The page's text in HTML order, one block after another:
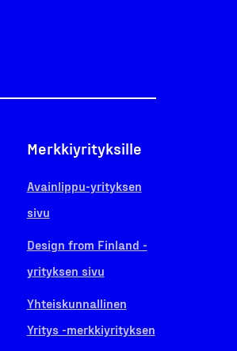
Merkkiyrityksille
Avainlippu-yrityksen
sivu
Design from Finland -
yrityksen sivu
Yhteiskunnallinen
Yritys -merkkiyrityksen